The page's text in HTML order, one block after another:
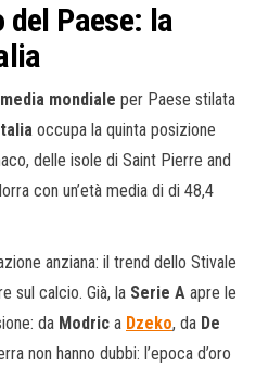
Paese: la
mondiale per Paese stilata
occupa la quinta posizione
delle isole di Saint Pierre and
con un’età media di di 48,4
anziana: il trend dello Stivale
sul calcio. Già, la Serie A apre le
da Modric a Dzeko, da De
non hanno dubbi: l’epoca d’oro